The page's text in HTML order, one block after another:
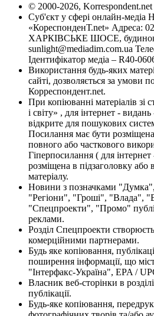
© 2000-2026, Korrespondent.net
Суб'єкт у сфері онлайн-медіа
«КореспонденТ.net» Адреса:
ХАРКІВСЬКЕ ШОСЕ, будинок
sunlight@mediadim.com.ua
Ідентифікатор медіа – R40-
Використання будь-яких
сайті, дозволяється за умови
Корреспондент.net.
При копіюванні матеріалів зі
і світу» , для інтернет -
відкрите для пошукових
Посилання має бути
повного або часткового
Гіперпосилання ( для
розміщена в підзаголовку або
матеріалу.
Новини з позначками
"Регіони", "Гроші", "Влада",
"Спецпроекти", "Промо"
реклами.
Розділ Спецпроекти
комерційними партнерами.
Будь яке копіювання,
поширення інформації, що
"Інтерфакс-Україна", EPA /
Власник веб-сторінки в
публікації.
Будь-яке копіювання,